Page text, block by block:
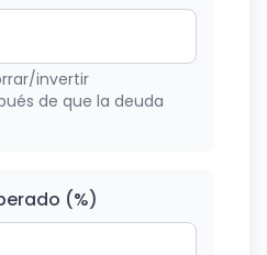
invertir
de que la deuda
(%)